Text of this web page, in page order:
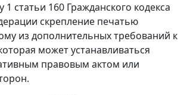
1 статьи 160 Гражданского кодекса
скрепление печатью
из дополнительных требований к
может устанавливаться
правовым актом или